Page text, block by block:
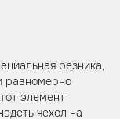
резника,
равномерно
элемент
чехол на